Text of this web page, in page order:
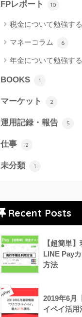
FPレポート 10
税金について勉強する
マネーコラム 6
年金について勉強する
BOOKS 1
マーケット 2
運用記録・報告 5
仕事 2
未分類 1
Recent Posts
【超簡単
LINE Pay
方法
2019年6月
イペイ活用